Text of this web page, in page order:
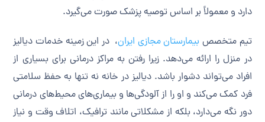
دارد و معمولاً بر اساس توصیه پزشک صورت می‌گیرد.
تیم متخصص بیمارستان مجازی ایران، در این زمینه خدمات دیالیز
در منزل را ارائه می‌دهد. زیرا رفتن به مراکز درمانی برای بسیاری از
افراد می‌تواند دشوار باشد. دیالیز در خانه نه تنها به حفظ سلامتی
فرد کمک می‌کند و او را از آلودگی‌ها و بیماری‌های محیط‌های درمانی
دور نگه می‌دارد، بلکه از مشکلاتی مانند ترافیک، اتلاف وقت و نیاز